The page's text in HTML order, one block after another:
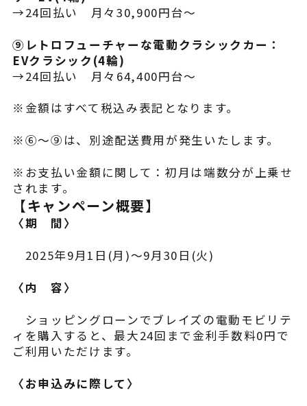
→24回払い 月々30,900円台～
⑨レトロフューチャーな電動クラシックカー：
EVクラシック(4輪)
→24回払い 月々64,400円台～
※金額はすべて税込み表記となります。
※⑥～⑨は、別途配送費用が発生いたします。
※お支払い金額に関して：初月は端数分が上乗せ
されます。
【キャンペーン概要】
〈期 間〉
2025年9月1日(月)～9月30日(火)
〈内 容〉
ショッピングローンでブレイズの電動モビリテ
ィを購入すると、最大24回まで金利手数料0円で
ご利用いただけます。
〈お申込みに際して〉